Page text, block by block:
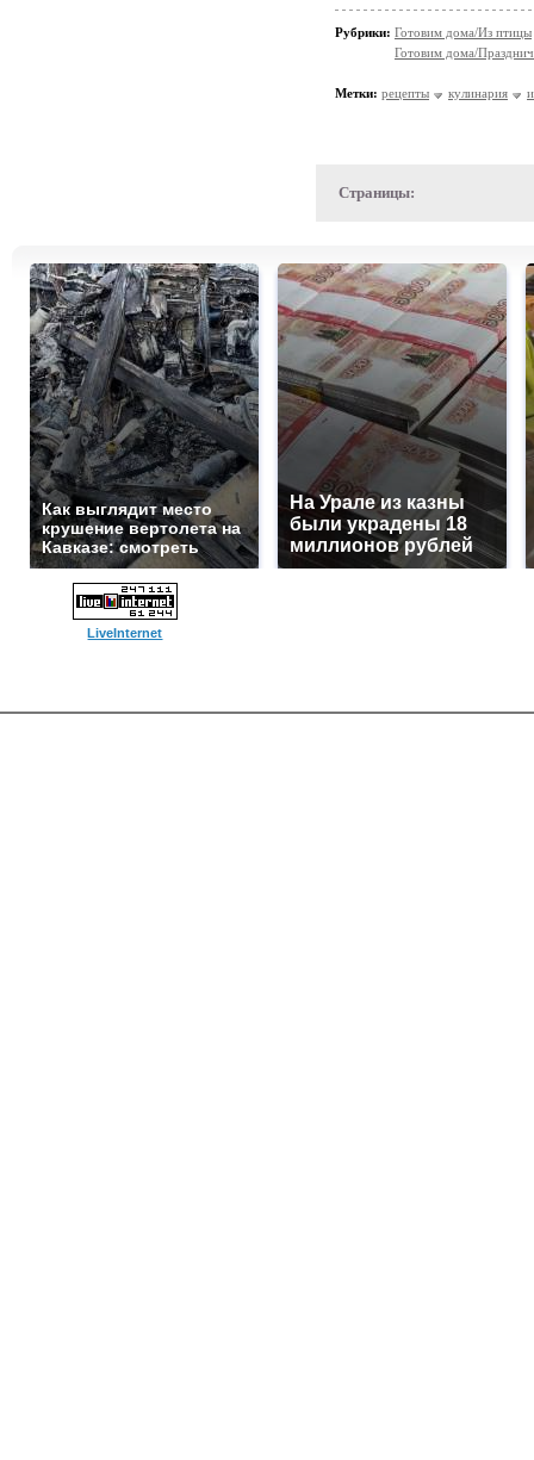
Рубрики: Готовим дома/Из птицы
Готовим дома/
Метки: рецепты кулинария
Страницы:
Как выглядит место
крушение вертолета на
Кавказе: смотреть
На Урале из казны
были украдены 18
миллионов рублей
LiveInternet